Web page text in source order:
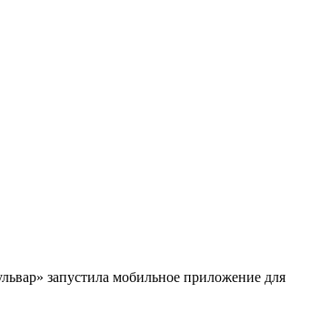
запустила мобильное приложение для